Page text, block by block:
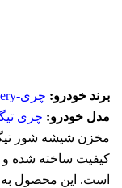
برند خودرو: چری-Chery
مدل خودرو: چری
کیفیت ساخته شده
است. این محصول به